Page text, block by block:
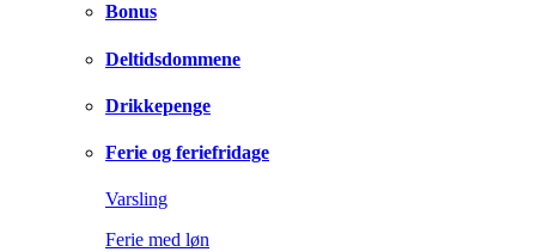
Bonus
Deltidsdommene
Drikkepenge
Ferie og feriefridage
Varsling
Ferie med løn